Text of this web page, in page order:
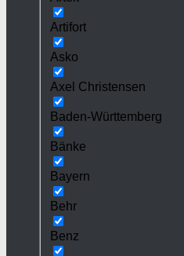
Artifort
Asko
Axel Christensen
Baden-Württemberg
Bänke
Bayern
Behr
Benz